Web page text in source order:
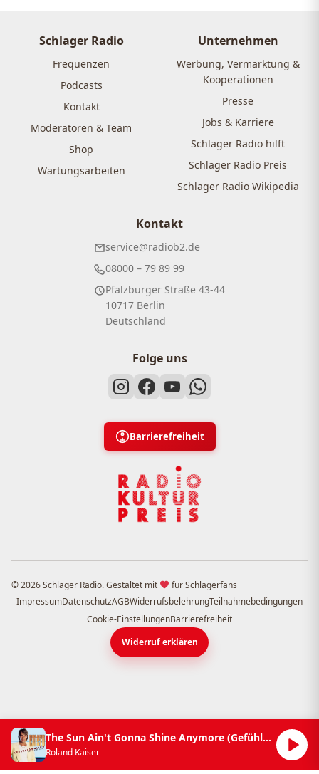
Schlager Radio
Frequenzen
Podcasts
Kontakt
Moderatoren & Team
Shop
Wartungsarbeiten
Unternehmen
Werbung, Vermarktung &
Kooperationen
Presse
Jobs & Karriere
Schlager Radio hilft
Schlager Radio Preis
Schlager Radio Wikipedia
Kontakt
service@radiob2.de
08000 – 79 89 99
Pfalzburger Straße 43-44
10717 Berlin
Deutschland
Folge uns
Barrierefreiheit
© 2026 Schlager Radio. Gestaltet mit
für Schlagerfans
ImpressumDatenschutzAGBWiderrufsbelehrungTeilnahmebedingungen
Cookie-EinstellungenBarrierefreiheit
Widerruf erklären
The Sun Ain't Gonna Shine Anymore (Gefühle Gehen Manchmal Vorbei)
Roland Kaiser